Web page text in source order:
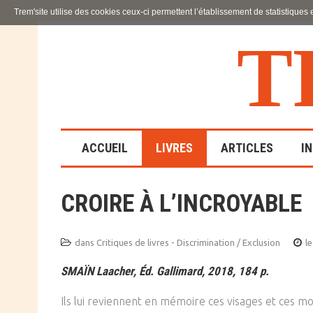
T
ACCUEIL LIVRES
LA FAMILLE
ÉDUCATIVE
SCIENCES HUMAINES
ARTICLES
CROIRE À L’INCROYABLE
dans Critiques de livres - Discrimination / Exclusion
SMAÏN Laacher, Éd. Gallimard, 2018, 184 p.
Ils lui reviennent en mémoire ces visages et ces
Trem'site utilise des cookies ceux-ci permettent l’établissement de statistiques